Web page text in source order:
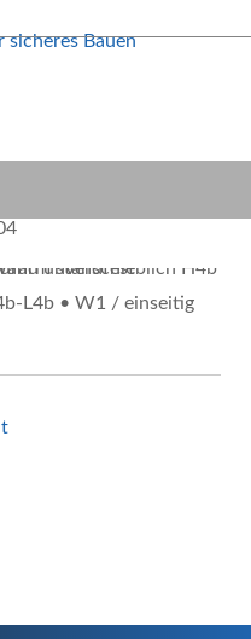
L4b • W1 / einseitig